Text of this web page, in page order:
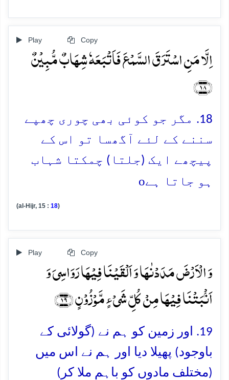
Play Copy
اِلَّا مَنِ اسۡتَرَقَ السَّمۡعَ فَاَتۡبَعَہٗ شِہَابٌ مُّبِیۡنٌ
﴿۱۸﴾
18. مگر جو کوئی بھی چوری چھپے
سننے کے لئے آگھسا تو اس کے
پیچھے ایک (جلتا) چمکتا شہاب
ہو جاتا ہےo
(al-Hijr, 15 : 18)
Play Copy
وَ الۡاَرۡضَ مَدَدۡنٰہَا وَ اَلۡقَیۡنَا فِیۡہَا رَوَاسِیَ وَ
اَنۡۢبَتۡنَا فِیۡہَا مِنۡ کُلِّ شَیۡءٍ مَّوۡزُوۡنٍ ﴿۱۹﴾
19. اور زمین کو ہم نے (گولائی کے
باوجود) پھیلا دیا اور ہم نے اس میں
(مختلف مادوں کو باہم ملا کر)